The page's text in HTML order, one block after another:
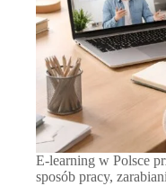
E-learning w Polsce
sposób pracy,